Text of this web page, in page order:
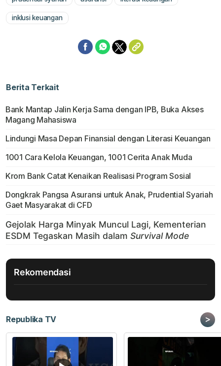
inklusi keuangan
Berita Terkait
Bank Mantap Jalin Kerja Sama dengan IPB, Buka Akses
Magang Mahasiswa
Lindungi Masa Depan Finansial dengan Literasi Keuangan
1001 Cara Kelola Keuangan, 1001 Cerita Anak Muda
Krom Bank Catat Kenaikan Realisasi Program Sosial
Dongkrak Pangsa Asuransi untuk Anak, Prudential Syariah
Gaet Masyarakat di CFD
Rekomendasi
Republika TV >